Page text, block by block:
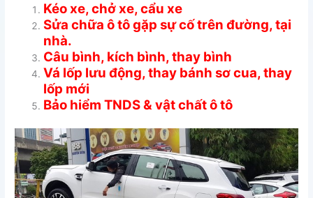
Kéo xe, chở xe, cẩu xe
Sửa chữa ô tô gặp sự cố trên đường, tại
nhà.
Câu bình, kích bình, thay bình
Vá lốp lưu động, thay bánh sơ cua, thay
lốp mới
Bảo hiểm TNDS & vật chất ô tô